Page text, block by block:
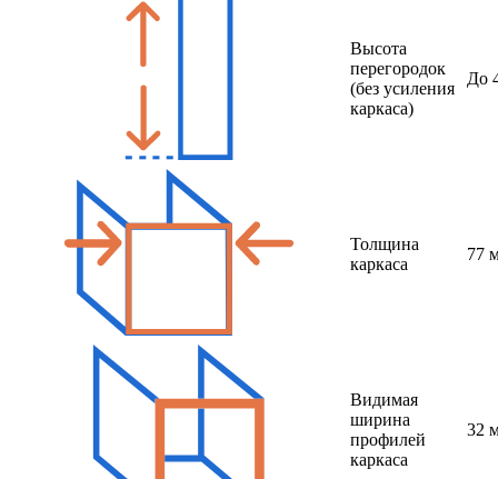
Высота
перегородок
(без усиления
каркаса)
До
Толщина
каркаса
77
Видимая
ширина
профилей
каркаса
32